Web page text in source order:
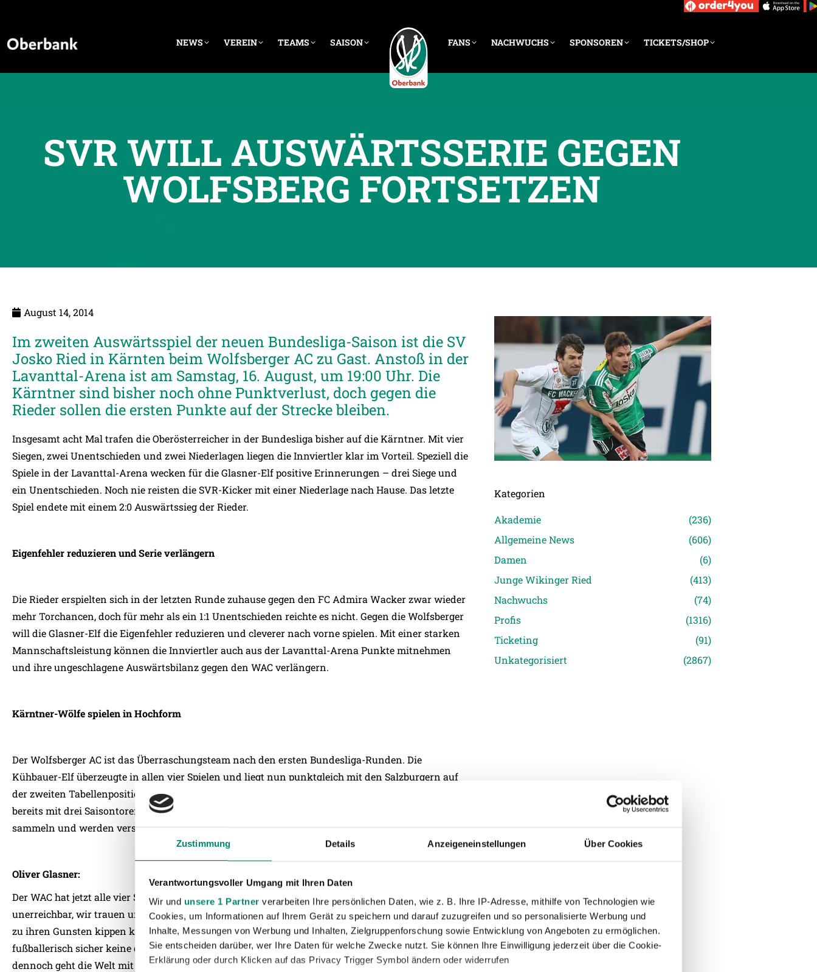
Zustimmung Details Anzeigeneinstellungen Über Cookies
Verantwortungsvoller Umgang mit Ihren Daten
Wir und unsere 1 Partner verarbeiten Ihre persönlichen Daten, wie z. B. Ihre IP-Adresse, mithilfe von Technologien wie
Cookies, um Informationen auf Ihrem Gerät zu speichern und darauf zuzugreifen und so personalisierte Werbung und
Inhalte, Messungen von Werbung und Inhalten, Zielgruppenforschung sowie Entwicklung von Angeboten zu ermöglichen.
Sie entscheiden darüber, wer Ihre Daten für welche Zwecke nutzt. Sie können Ihre Einwilligung jederzeit über die Cookie-
Erklärung oder durch Klicken auf das Privacy Trigger Symbol ändern oder widerrufen
NEWS VEREIN TEAMS SAISON FANS NACHWUCHS SPONSOREN TICKETS/SHOP
SVR WILL AUSWÄRTSSERIE GEGEN
WOLFSBERG FORTSETZEN
August 14, 2014
Im zweiten Auswärtsspiel der neuen Bundesliga-Saison ist die SV
Josko Ried in Kärnten beim Wolfsberger AC zu Gast. Anstoß in der
Lavanttal-Arena ist am Samstag, 16. August, um 19:00 Uhr. Die
Kärntner sind bisher noch ohne Punktverlust, doch gegen die
Rieder sollen die ersten Punkte auf der Strecke bleiben.
Insgesamt acht Mal trafen die Oberösterreicher in der Bundesliga bisher auf die Kärntner. Mit vier
Siegen, zwei Unentschieden und zwei Niederlagen liegen die Innviertler klar im Vorteil. Speziell die
Spiele in der Lavanttal-Arena wecken für die Glasner-Elf positive Erinnerungen – drei Siege und
ein Unentschieden. Noch nie reisten die SVR-Kicker mit einer Niederlage nach Hause. Das letzte
Spiel endete mit einem 2:0 Auswärtssieg der Rieder.
Eigenfehler reduzieren und Serie verlängern
Die Rieder erspielten sich in der letzten Runde zuhause gegen den FC Admira Wacker zwar wieder
mehr Torchancen, doch für mehr als ein 1:1 Unentschieden reichte es nicht. Gegen die Wolfsberger
will die Glasner-Elf die Eigenfehler reduzieren und cleverer nach vorne spielen. Mit einer starken
Mannschaftsleistung können die Innviertler auch aus der Lavanttal-Arena Punkte mitnehmen
und ihre ungeschlagene Auswärtsbilanz gegen den WAC verlängern.
Kärntner-Wölfe spielen in Hochform
Der Wolfsberger AC ist das Überraschungsteam nach den ersten Bundesliga-Runden. Die
Kühbauer-Elf überzeugte in allen vier Spielen und liegt nun punktgleich mit den Salzburgern auf
der zweiten Tabellenposition. Neuzugang Wernitznig war von Beginn an zur Stelle und glänzte
bereits mit drei Saisontoren. Die Kärntner konnten in den letzten Spielen viel Selbstvertrauen
sammeln und werden versuchen vor eigenem Publikum erneut einen Sieg zu feiern.
Oliver Glasner:
Der WAC hat jetzt alle vier Spiele gewonnen, hat einen Lauf. Dennoch ist er für uns nicht
unerreichbar, wir trauen uns auch in Kärnten etwas zu. Sie hatten immer enge Spiele, die sie knapp
zu ihren Gunsten kippen konnten. Wir hoffen, das ändern zu können. Gegen die Admira war es
fußballerisch sicher keine gute Leistung und wir sind auch mit dem Ergebnis nicht zufrieden,
dennoch geht die Welt mit diesem Unentschieden nicht unter.
Kategorien
Akademie
(236)
Allgemeine News
(606)
Damen
(6)
Junge Wikinger Ried
(413)
Nachwuchs
(74)
Profis
(1316)
Ticketing
(91)
Unkategorisiert
(2867)